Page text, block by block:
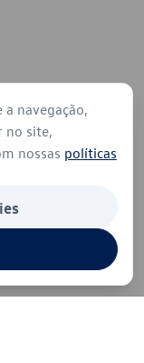
navegação,
no site,
nossas políticas